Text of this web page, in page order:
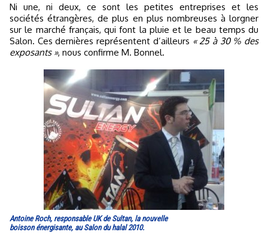
Ni une, ni deux, ce sont les petites entreprises et les
sociétés étrangères, de plus en plus nombreuses à lorgner
sur le marché français, qui font la pluie et le beau temps du
Salon. Ces dernières représentent d’ailleurs « 25 à 30 % des
exposants », nous confirme M. Bonnel.
Antoine Roch, responsable UK de Sultan, la nouvelle
boisson énergisante, au Salon du halal 2010.